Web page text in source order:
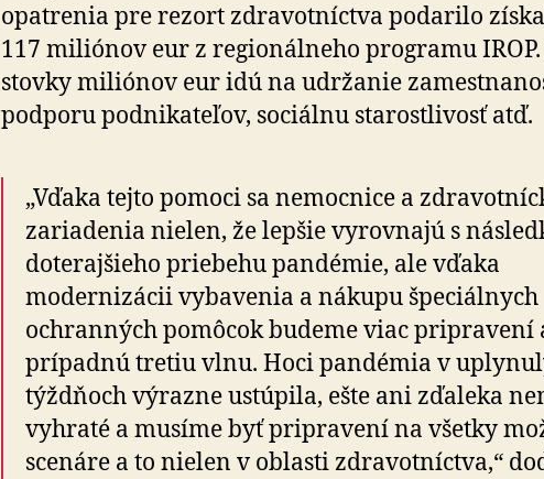
opatrenia pre rezort zdravotníctva podarilo
117 miliónov eur z regionálneho programu
stovky miliónov eur idú na udržanie
podporu podnikateľov, sociálnu starostlivosť atď.
„Vďaka tejto pomoci sa nemocnice a
zariadenia nielen, že lepšie vyrovnajú s
doterajšieho priebehu pandémie, ale vďaka
modernizácii vybavenia a nákupu špeciálnych
ochranných pomôcok budeme viac pripravení
prípadnú tretiu vlnu. Hoci pandémia v
týždňoch výrazne ustúpila, ešte ani zďaleka
vyhraté a musíme byť pripravení na všetky
scenáre a to nielen v oblasti zdravotníctva,“